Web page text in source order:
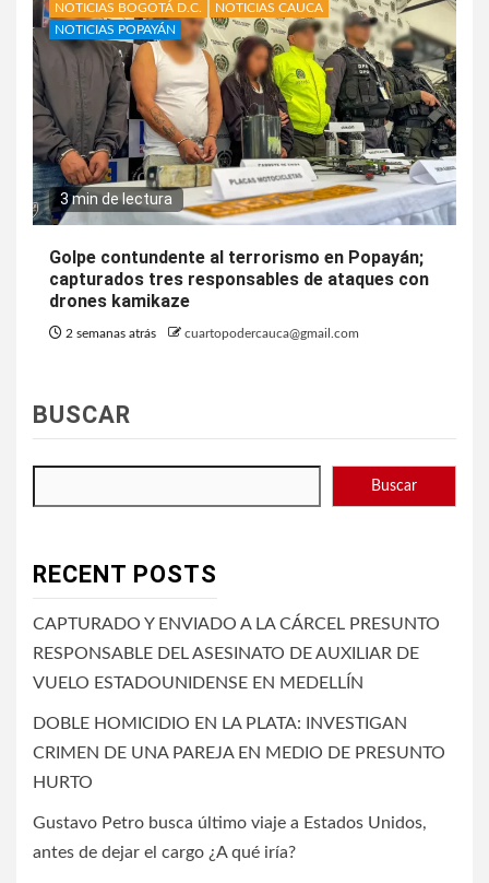
NOTICIAS BOGOTÁ D.C.
NOTICIAS CAUCA
NOTICIAS POPAYÁN
3 min de lectura
Golpe contundente al terrorismo en Popayán;
capturados tres responsables de ataques con
drones kamikaze
2 semanas atrás cuartopodercauca@gmail.com
BUSCAR
Buscar
RECENT POSTS
CAPTURADO Y ENVIADO A LA CÁRCEL PRESUNTO
RESPONSABLE DEL ASESINATO DE AUXILIAR DE
VUELO ESTADOUNIDENSE EN MEDELLÍN
DOBLE HOMICIDIO EN LA PLATA: INVESTIGAN
CRIMEN DE UNA PAREJA EN MEDIO DE PRESUNTO
HURTO
Gustavo Petro busca último viaje a Estados Unidos,
antes de dejar el cargo ¿A qué iría?